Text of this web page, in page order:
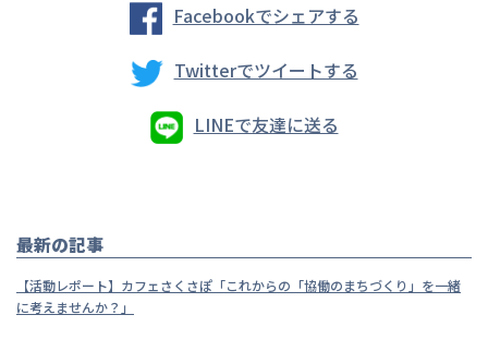
Facebookでシェアする
Twitterでツイートする
LINEで友達に送る
最新の記事
【活動レポート】カフェさくさぽ「これからの「協働のまちづくり」を一緒
に考えませんか？」